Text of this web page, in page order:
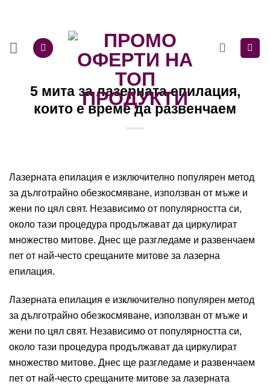
5 мита за лазерната епилация,
които е време да развенчаем
Лазерната епилация е изключително популярен метод
за дълготрайно обезкосмяване, използван от мъже и
жени по цял свят. Независимо от популярността си,
около тази процедура продължават да циркулират
множество митове. Днес ще разгледаме и развенчаем
пет от най-често срещаните митове за лазерна
епилация
Лазерната епилация е изключително популярен метод
за дълготрайно обезкосмяване, използван от мъже и
жени по цял свят. Независимо от популярността си,
около тази процедура продължават да циркулират
множество митове. Днес ще разгледаме и развенчаем
пет от най-често срещаните митове за лазерната